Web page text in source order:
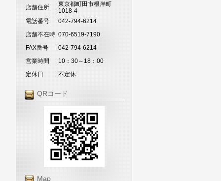
店舗住所
東京都町田市根岸町
1018-4
電話番号
042-794-6214
店舗不在時 070-6519-7190
FAX番号
042-794-6214
営業時間
10：30～18：00
定休日
不定休
QRコード
Map